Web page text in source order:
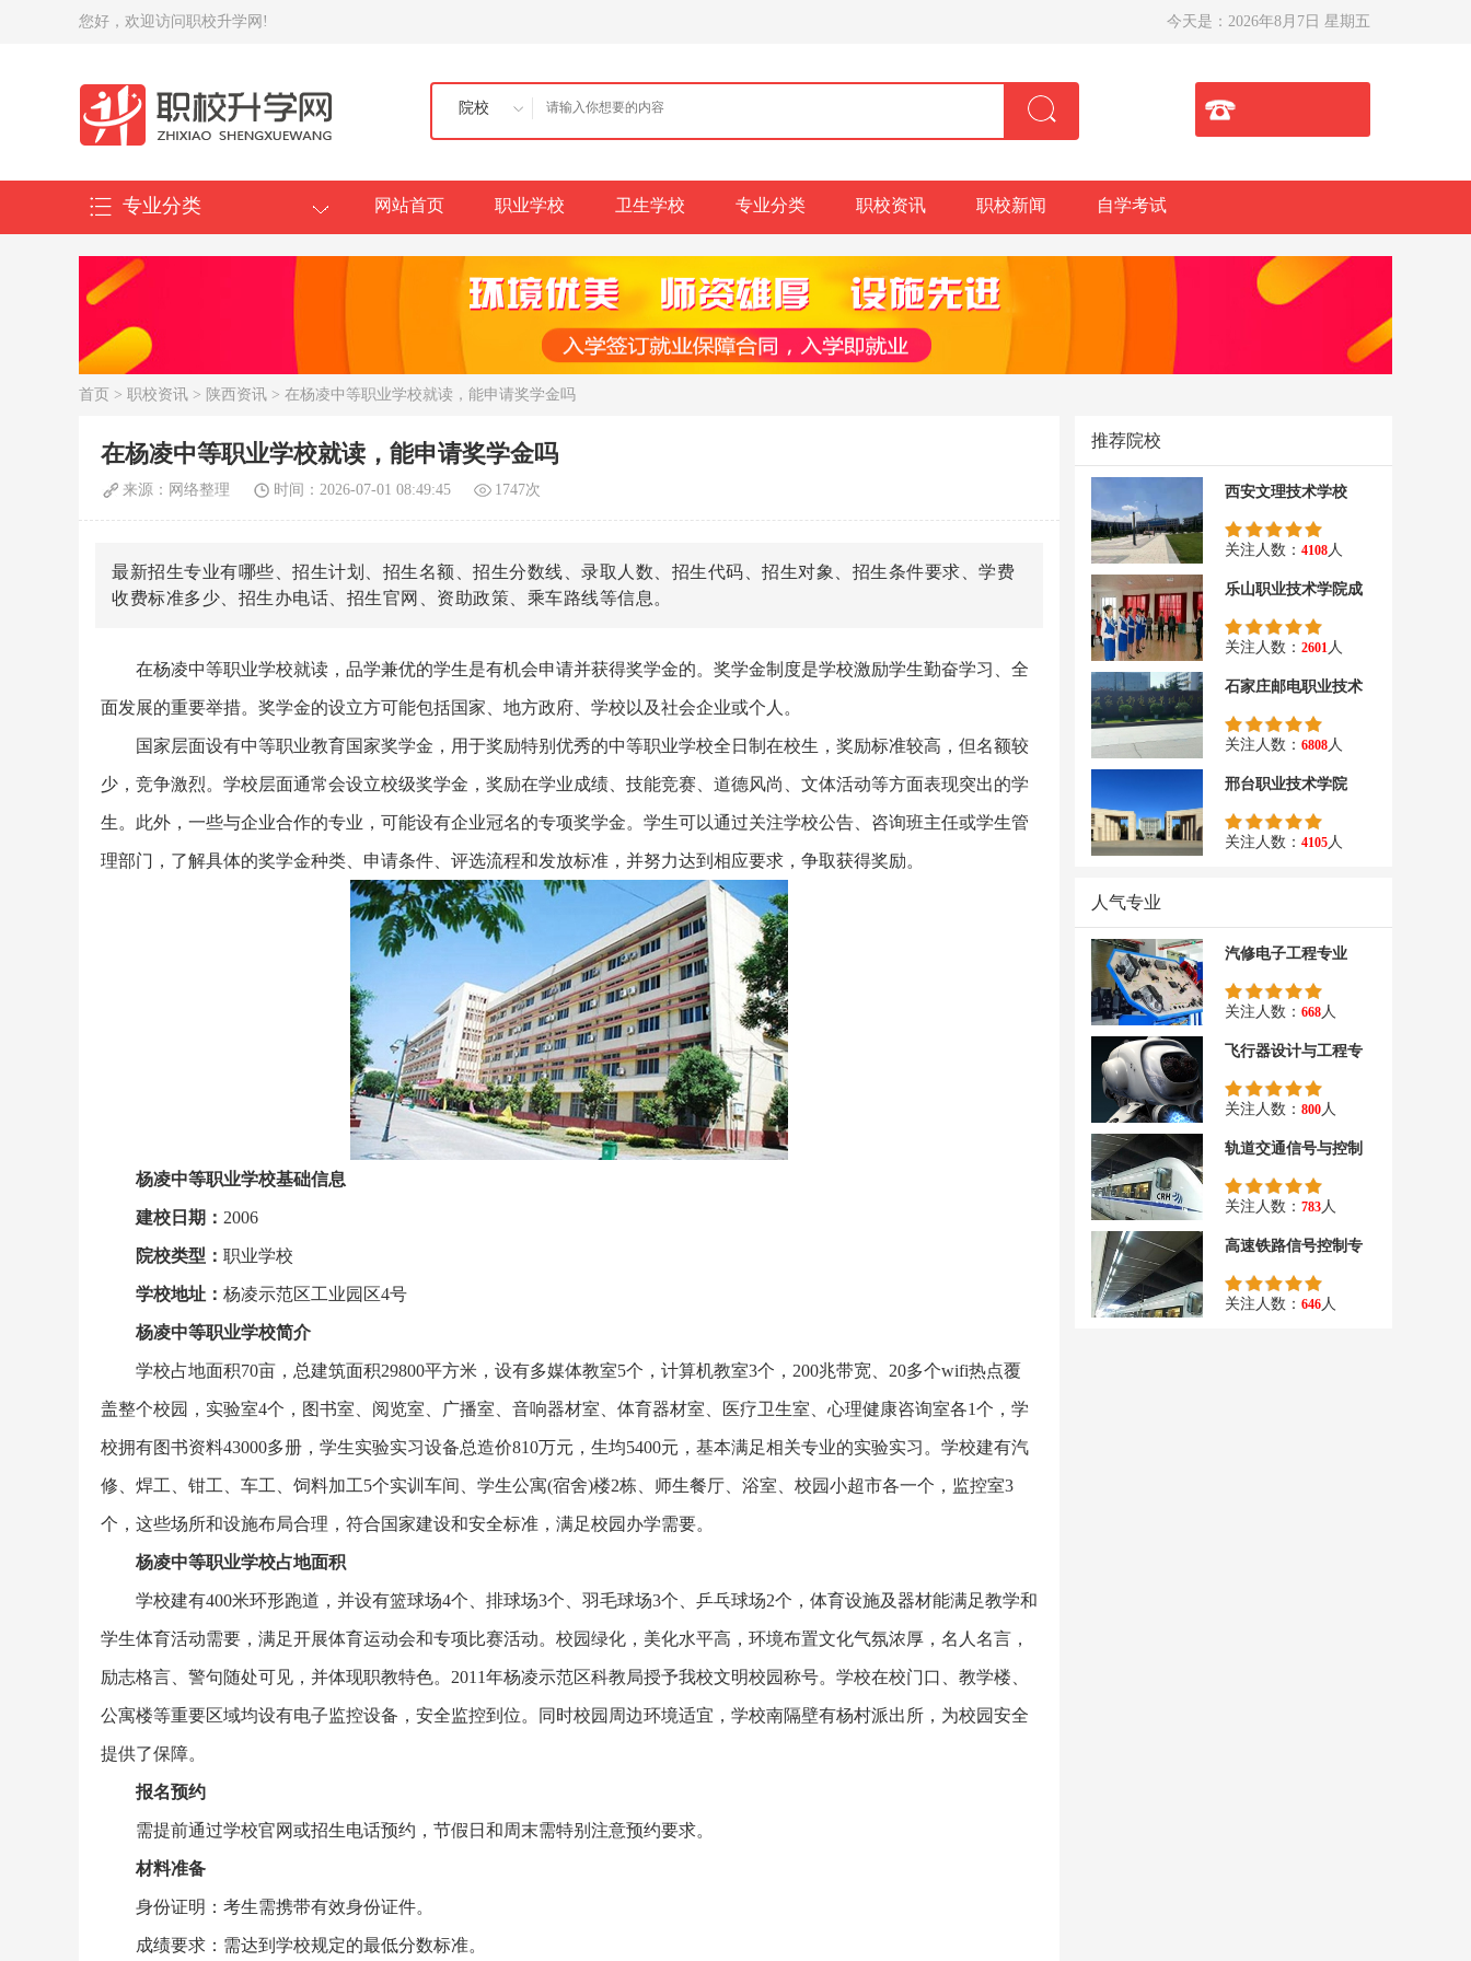
您好，欢迎访问职校升学网! 今天是： 2026年8月7日 星期五
院校
专业分类 网站首页 职业学校 卫生学校 专业分类 职校资讯 职校新闻 自学考试
首页 > 职校资讯 > 陕西资讯 > 在杨凌中等职业学校就读，能申请奖学金吗
在杨凌中等职业学校就读，能申请奖学金吗
来源：网络整理 时间：2026-07-01 08:49:45 1747次
最新招生专业有哪些、招生计划、招生名额、招生分数线、录取人数、招生代码、招生对象、招生条件要求、学费
收费标准多少、招生办电话、招生官网、资助政策、乘车路线等信息。
在杨凌中等职业学校就读，品学兼优的学生是有机会申请并获得奖学金的。奖学金制度是学校激励学生勤奋学习、全
面发展的重要举措。奖学金的设立方可能包括国家、地方政府、学校以及社会企业或个人。
国家层面设有中等职业教育国家奖学金，用于奖励特别优秀的中等职业学校全日制在校生，奖励标准较高，但名额较
少，竞争激烈。学校层面通常会设立校级奖学金，奖励在学业成绩、技能竞赛、道德风尚、文体活动等方面表现突出的学
生。此外，一些与企业合作的专业，可能设有企业冠名的专项奖学金。学生可以通过关注学校公告、咨询班主任或学生管
理部门，了解具体的奖学金种类、申请条件、评选流程和发放标准，并努力达到相应要求，争取获得奖励。
杨凌中等职业学校基础信息
建校日期： 2006
院校类型： 职业学校
学校地址： 杨凌示范区工业园区4号
杨凌中等职业学校简介
学校占地面积70亩，总建筑面积29800平方米，设有多媒体教室5个，计算机教室3个，200兆带宽、20多个wifi热点覆
盖整个校园，实验室4个，图书室、阅览室、广播室、音响器材室、体育器材室、医疗卫生室、心理健康咨询室各1个，学
校拥有图书资料43000多册，学生实验实习设备总造价810万元，生均5400元，基本满足相关专业的实验实习。学校建有汽
修、焊工、钳工、车工、饲料加工5个实训车间、学生公寓(宿舍)楼2栋、师生餐厅、浴室、校园小超市各一个，监控室3
个，这些场所和设施布局合理，符合国家建设和安全标准，满足校园办学需要。
杨凌中等职业学校占地面积
学校建有400米环形跑道，并设有篮球场4个、排球场3个、羽毛球场3个、乒乓球场2个，体育设施及器材能满足教学和
学生体育活动需要，满足开展体育运动会和专项比赛活动。校园绿化，美化水平高，环境布置文化气氛浓厚，名人名言，
励志格言、警句随处可见，并体现职教特色。2011年杨凌示范区科教局授予我校文明校园称号。学校在校门口、教学楼、
公寓楼等重要区域均设有电子监控设备，安全监控到位。同时校园周边环境适宜，学校南隔壁有杨村派出所，为校园安全
提供了保障。
报名预约
需提前通过学校官网或招生电话预约，节假日和周末需特别注意预约要求。
材料准备
身份证明：考生需携带有效身份证件。
成绩要求：需达到学校规定的最低分数标准。
推荐院校
西安文理技术学校
关注人数： 4108人
乐山职业技术学院成
关注人数： 2601人
石家庄邮电职业技术
关注人数： 6808人
邢台职业技术学院
关注人数： 4105人
人气专业
汽修电子工程专业
关注人数： 668人
飞行器设计与工程专
关注人数： 800人
轨道交通信号与控制
关注人数： 783人
高速铁路信号控制专
关注人数： 646人